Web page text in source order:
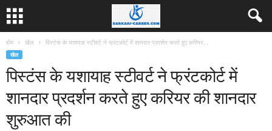
होम खेल पिस्टंस के यशायाह स्टीवर्ट ने फ्रंटकोर्ट में शानदार प्रदर्शन करते हुए करियर...
खेल
पिस्टंस के यशायाह स्टीवर्ट ने फ्रंटकोर्ट में
शानदार प्रदर्शन करते हुए करियर की शानदार
शुरुआत की